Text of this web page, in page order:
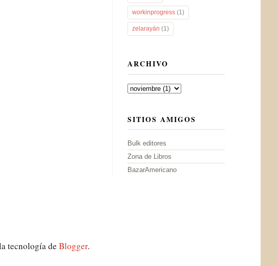
workinprogress (1)
zelarayán (1)
ARCHIVO
SITIOS AMIGOS
Bulk editores
Zona de Libros
BazarAmericano
tecnología de Blogger.